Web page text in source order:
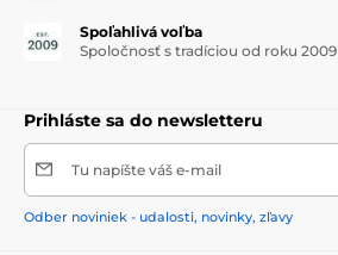
Spoľahlivá voľba
Spoločnosť s tradíciou od roku 2009
Prihláste sa do newsletteru
Tu napíšte váš e-mail
Odber noviniek - udalosti, novinky, zľavy